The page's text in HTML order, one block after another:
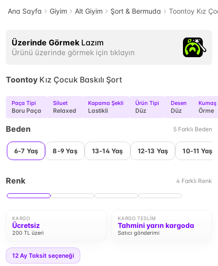
Ana Sayfa Giyim Alt Giyim Şort & Bermuda Toontoy Kız
Üzerinde Görmek Lazım
Ürünü üzerinde görmek için tıklayın
Toontoy Kız Çocuk Baskılı Şort
Paça Tipi
Boru Paça
Siluet
Relaxed
Kapama Şekli
Lastikli
Ürün Tipi
Düz
Desen
Düz
Kumaş
Örme
Beden 5 Farklı Beden
6-7 Yaş 8-9 Yaş 13-14 Yaş 12-13 Yaş 10-11 Yaş
Renk 4 Farklı Renk
KARGO
Ücretsiz
200 TL üzeri
KARGO TESLIM
Tahmini yarın kargoda
Satıcı gönderimi
12 Ay Taksit seçeneği